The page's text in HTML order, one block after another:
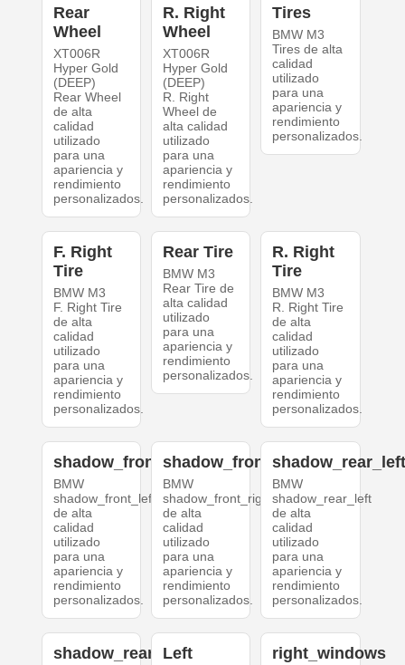
Rear
Wheel
XT006R
Hyper Gold
(DEEP)
Rear Wheel
de alta
calidad
utilizado
para una
apariencia y
rendimiento
personalizados.
R. Right
Wheel
XT006R
Hyper Gold
(DEEP)
R. Right
Wheel de
alta calidad
utilizado
para una
apariencia y
rendimiento
personalizados.
Tires
BMW M3
Tires de alta
calidad
utilizado
para una
apariencia y
rendimiento
personalizados.
F. Right
Tire
BMW M3
F. Right Tire
de alta
calidad
utilizado
para una
apariencia y
rendimiento
personalizados.
Rear Tire
BMW M3
Rear Tire de
alta calidad
utilizado
para una
apariencia y
rendimiento
personalizados.
R. Right
Tire
BMW M3
R. Right Tire
de alta
calidad
utilizado
para una
apariencia y
rendimiento
personalizados.
shadow_front_left
BMW
shadow_front_left
de alta
calidad
utilizado
para una
apariencia y
rendimiento
personalizados.
shadow_front_right
BMW
shadow_front_right
de alta
calidad
utilizado
para una
apariencia y
rendimiento
personalizados.
BMW
shadow_rear_left
de alta
calidad
utilizado
para una
apariencia y
rendimiento
personalizados.
shadow_rear_right
Left
right_windows